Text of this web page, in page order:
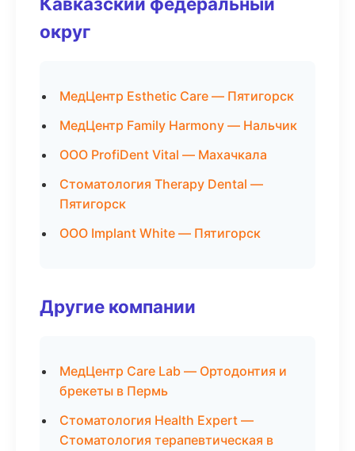
округ
МедЦентр Esthetic Care — Пятигорск
МедЦентр Family Harmony — Нальчик
ООО ProfiDent Vital — Махачкала
Стоматология Therapy Dental —
Пятигорск
ООО Implant White — Пятигорск
Другие компании
МедЦентр Care Lab — Ортодонтия и
брекеты в Пермь
Стоматология Health Expert —
Стоматология терапевтическая в